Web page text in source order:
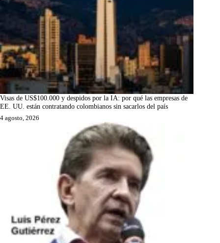
Visas de US$100.000 y despidos por la IA: por qué las empresas de
EE. UU. están contratando colombianos sin sacarlos del país
4 agosto, 2026